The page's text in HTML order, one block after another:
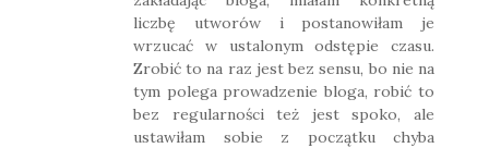
liczbę utworów i postanowiłam je
wrzucać w ustalonym odstępie czasu.
Zrobić to na raz jest bez sensu, bo nie na
tym polega prowadzenie bloga, robić to
bez regularności też jest spoko, ale
ustawiłam sobie z początku chyba